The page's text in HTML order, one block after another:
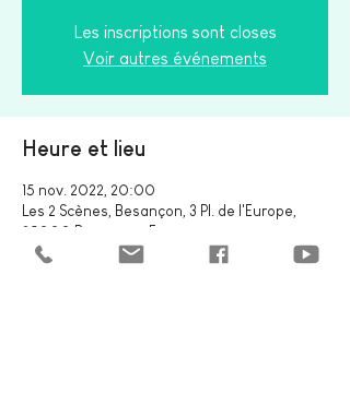
Les inscriptions sont closes
Voir autres événements
Heure et lieu
15 nov. 2022, 20:00
Les 2 Scènes, Besançon, 3 Pl. de l'Europe,
25000 Besançon, France